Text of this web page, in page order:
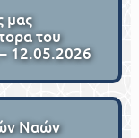
μας
του
– 12.05.2026
Ναών